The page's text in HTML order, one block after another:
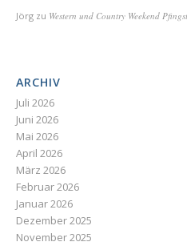
Jörg zu Western und Country Weekend
ARCHIV
Juli 2026
Juni 2026
Mai 2026
April 2026
März 2026
Februar 2026
Januar 2026
Dezember 2025
November 2025